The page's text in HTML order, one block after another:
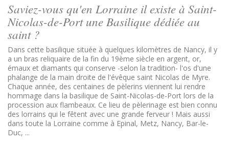
Saviez-vous qu'en Lorraine il existe à Saint-
Nicolas-de-Port une Basilique dédiée au
saint ?
Dans cette basilique située à quelques kilomètres de Nancy, il y
a un bras reliquaire de la fin du 19ème siècle en argent, or,
émaux et diamants qui conserve -selon la tradition- l'os d'une
phalange de la main droite de l'évêque saint Nicolas de Myre.
Chaque année, des centaines de pèlerins viennent lui rendre
hommage dans la basilique de Saint-Nicolas-de-Port lors de la
procession aux flambeaux. Ce lieu de pèlerinage est bien connu
des lorrains qui le fêtent avec une grande ferveur ! Mais aussi
dans toute la Lorraine comme à Epinal, Metz, Nancy, Bar-le-
Duc, ...